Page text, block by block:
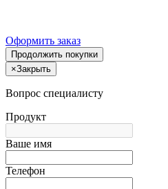
Оформить заказ
Продолжить покупки
×Закрыть
Вопрос специалисту
Продукт
Ваше имя
Телефон